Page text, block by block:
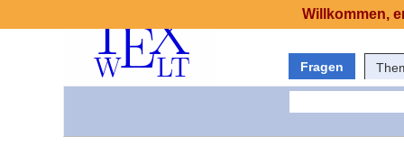
Fragen
Willkommen,